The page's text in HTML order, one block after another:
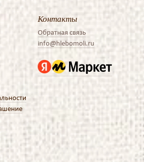
Контакты
Обратная связь
info@hlebomoli.ru